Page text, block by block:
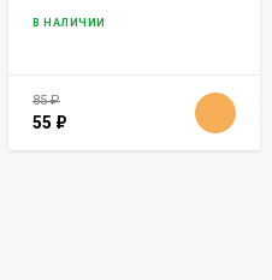
В НАЛИЧИИ
85₽
55 ₽